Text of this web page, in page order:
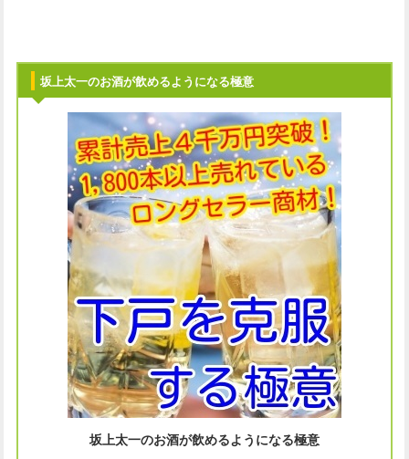
坂上太一のお酒が飲めるようになる極意
坂上太一のお酒が飲めるようになる極意